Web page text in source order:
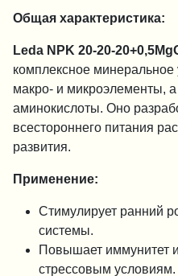
Общая характеристика:
Leda NPK 20-20-
комплексное
макро- и микроэлементы,
аминокислоты. Оно
всестороннего питания
развития.
Применение:
Стимулирует ранний
системы.
Повышает иммунитет
стрессовым условиям.